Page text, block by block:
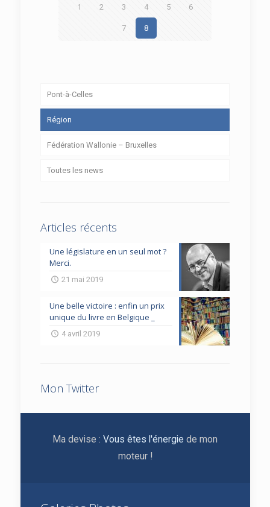
1 2 3 4 5 6
7 8
Pont-à-Celles
Région
Fédération Wallonie – Bruxelles
Toutes les news
Articles récents
Une législature en un seul mot ?
Merci.
21 mai 2019
Une belle victoire : enfin un prix
unique du livre en Belgique _
4 avril 2019
Mon Twitter
Ma devise : Vous êtes l'énergie de mon
moteur !